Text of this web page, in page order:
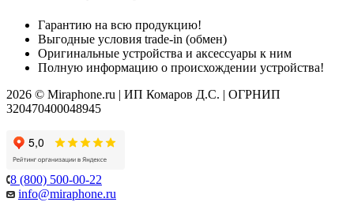
Гарантию на всю продукцию!
Выгодные условия trade-in (обмен)
Оригинальные устройства и аксессуары к ним
Полную информацию о происхождении устройства!
2026 © Miraphone.ru | ИП Комаров Д.С. | ОГРНИП
320470400048945
8 (800) 500-00-22
info@miraphone.ru